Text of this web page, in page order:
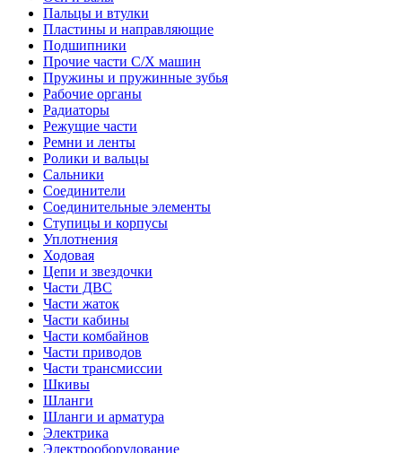
Пальцы и втулки
Пластины и направляющие
Подшипники
Прочие части С/Х машин
Пружины и пружинные зубья
Рабочие органы
Радиаторы
Режущие части
Ремни и ленты
Ролики и вальцы
Сальники
Соединители
Соединительные элементы
Ступицы и корпусы
Уплотнения
Ходовая
Цепи и звездочки
Части ДВС
Части жаток
Части кабины
Части комбайнов
Части приводов
Части трансмиссии
Шкивы
Шланги
Шланги и арматура
Электрика
Электрооборудование